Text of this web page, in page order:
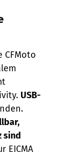
CFMoto
USB-
sind
EICMA